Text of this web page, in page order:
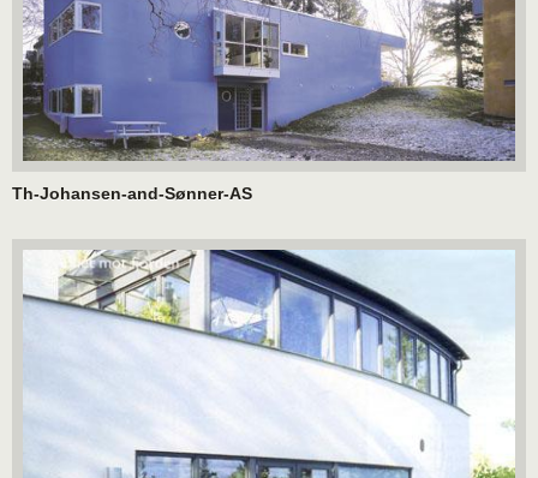
Th-Johansen-and-Sønner-AS